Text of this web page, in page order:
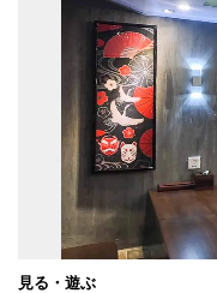
見る・遊ぶ